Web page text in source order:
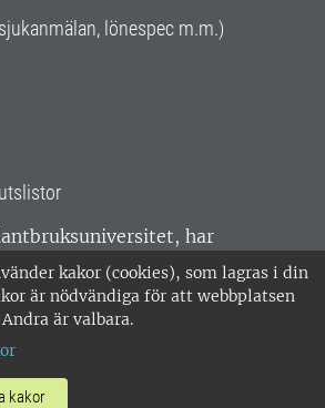
kakor (cookies), som lagras i din
är nödvändiga för att webbplatsen
är valbara.
kakor
lönespec m.m.)
har
hela Sverige. Huvudorter är
och Umeå.SLU är
ISO 14001. •
nr: 202100-2817 •